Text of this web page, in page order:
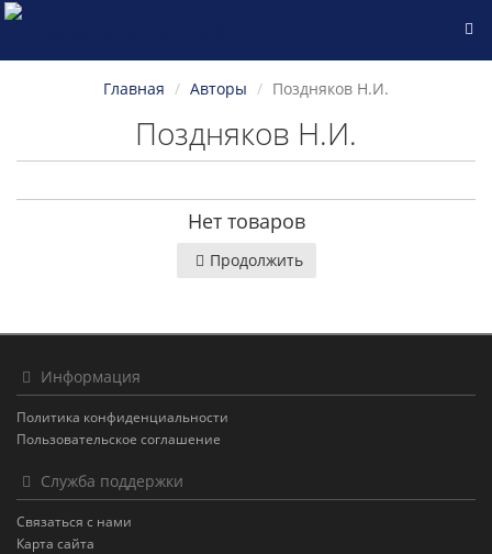
Главная Авторы Поздняков Н.И.
Поздняков Н.И.
Нет товаров
Продолжить
Информация
Политика конфиденциальности
Пользовательское соглашение
Служба поддержки
Связаться с нами
Карта сайта